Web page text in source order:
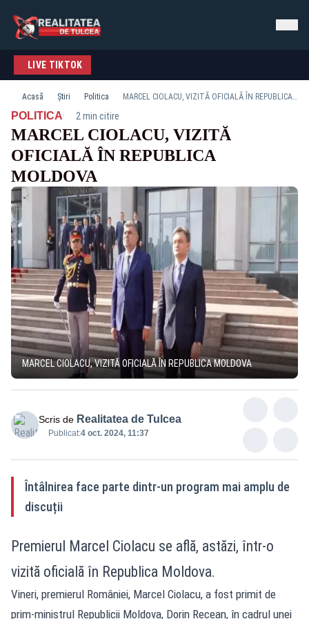
LIVE TIKTOK
Acasă Știri Politica MARCEL CIOLACU, VIZITĂ OFICIALĂ ÎN REPUBLICA MOLDOVA
POLITICA· 2 min citire
MARCEL CIOLACU, VIZITĂ
OFICIALĂ ÎN REPUBLICA
MOLDOVA
MARCEL CIOLACU, VIZITĂ OFICIALĂ ÎN REPUBLICA MOLDOVA
Scris de Realitatea de Tulcea
Publicat:4 oct. 2024, 11:37
Întâlnirea face parte dintr-un program mai amplu de
discuții
Premierul Marcel Ciolacu se află, astăzi, într-o
vizită oficială în Republica Moldova.
Vineri, premierul României, Marcel Ciolacu, a fost primit de
prim-ministrul Republicii Moldova, Dorin Recean, în cadrul unei